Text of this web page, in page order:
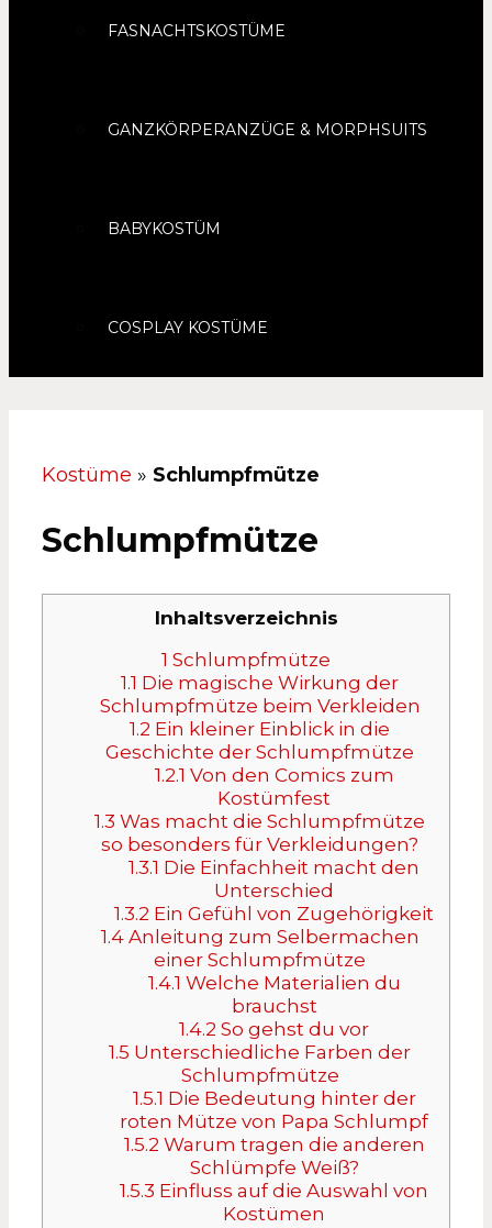
FASNACHTSKOSTÜME
GANZKÖRPERANZÜGE & MORPHSUITS
BABYKOSTÜM
COSPLAY KOSTÜME
Kostüme » Schlumpfmütze
Schlumpfmütze
Inhaltsverzeichnis
1 Schlumpfmütze
1.1 Die magische Wirkung der
Schlumpfmütze beim Verkleiden
1.2 Ein kleiner Einblick in die
Geschichte der Schlumpfmütze
1.2.1 Von den Comics zum
Kostümfest
1.3 Was macht die Schlumpfmütze
so besonders für Verkleidungen?
1.3.1 Die Einfachheit macht den
Unterschied
1.3.2 Ein Gefühl von Zugehörigkeit
1.4Anleitung zum Selbermachen
einer Schlumpfmütze
1.4.1 Welche Materialien du
brauchst
1.4.2 So gehst du vor
1.5 Unterschiedliche Farben der
Schlumpfmütze
1.5.1 Die Bedeutung hinter der
roten Mütze von Papa Schlumpf
1.5.2 Warum tragen die anderen
Schlümpfe Weiß?
1.5.3 Einfluss auf die Auswahl von
Kostümen